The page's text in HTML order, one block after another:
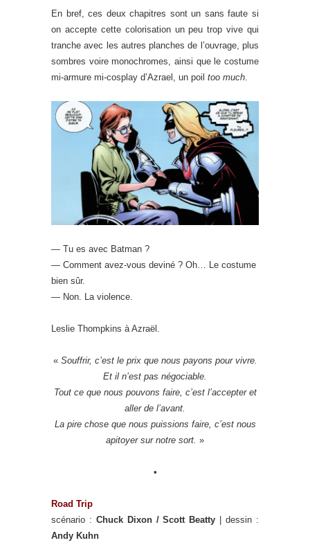
En bref, ces deux chapitres sont un sans faute si
on accepte cette colorisation un peu trop vive qui
tranche avec les autres planches de l’ouvrage, plus
sombres voire monochromes, ainsi que le costume
mi-armure mi-cosplay d’Azrael, un poil too much
— Tu es avec Batman ?
— Comment avez-vous deviné ? Oh… Le costume
bien sûr.
— Non. La violence.
Leslie Thompkins à Azraël.
« Souffrir, c’est le prix que nous payons pour vivre.
Et il n’est pas négociable.
Tout ce que nous pouvons faire, c’est l’accepter et
aller de l’avant.
La pire chose que nous puissions faire, c’est nous
apitoyer sur notre sort. »
•
Road Trip
scénario : Chuck Dixon / Scott Beatty | dessin :
Andy Kuhn